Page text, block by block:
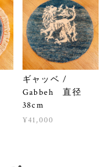
ギャッベ /
Gabbeh 直径
38cm
¥41,000